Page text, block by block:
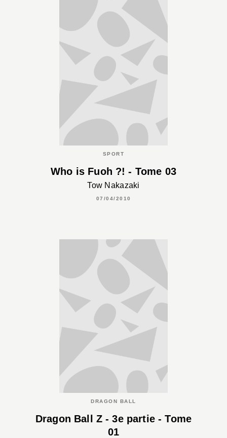
SPORT
Who is Fuoh ?! - Tome 03
Tow Nakazaki
07/04/2010
DRAGON BALL
Dragon Ball Z - 3e partie - Tome
01